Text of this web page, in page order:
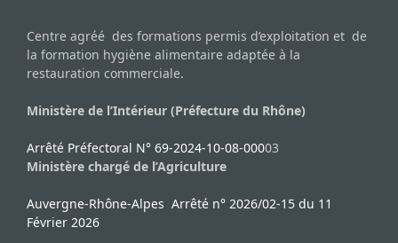
Centre agréé des formations permis d’exploitation et de
la formation hygiène alimentaire adaptée à la
restauration commerciale.
Ministère de l’Intérieur (Préfecture du Rhône)
Arrêté Préfectoral N° 69-2024-10-08-00003
Ministère chargé de l’Agriculture
Auvergne-Rhône-Alpes Arrêté n° 2026/02-15 du 11
Février 2026